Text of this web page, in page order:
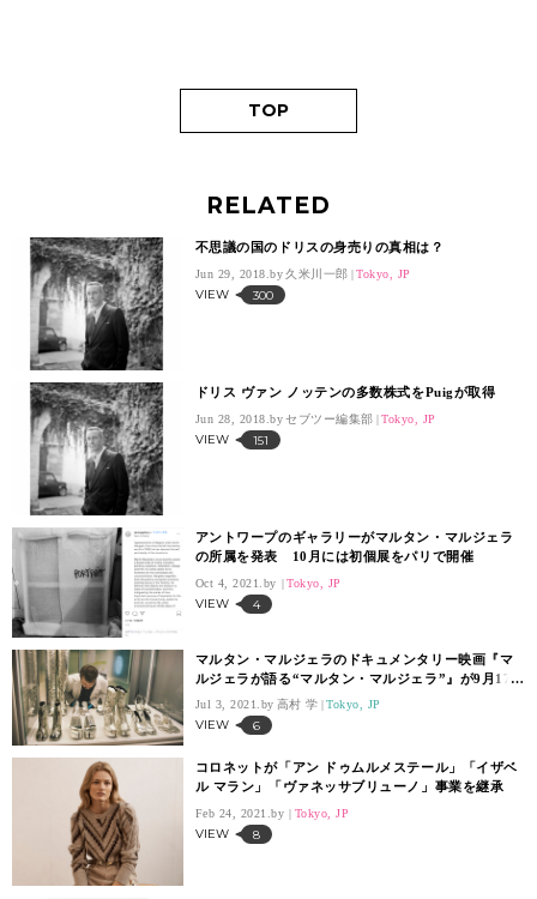
TOP
RELATED
不思議の国のドリスの身売りの真相は？
Jun 29, 2018. 久米川一郎 Tokyo, JP
VIEW 300
ドリス ヴァン ノッテンの多数株式をPuigが取得
Jun 28, 2018. セブツー編集部 Tokyo, JP
VIEW 151
アントワープのギャラリーがマルタン・マルジェラ
の所属を発表 10月には初個展をパリで開催
Oct 4, 2021. Tokyo, JP
VIEW 4
マルタン・マルジェラのドキュメンタリー映画『マ
ルジェラが語る“マルタン・マルジェラ”』が9月17日
公開
Jul 3, 2021. 高村 学 Tokyo, JP
VIEW 6
コロネットが「アン ドゥムルメステール」「イザベ
ル マラン」「ヴァネッサブリューノ」事業を継承
Feb 24, 2021. Tokyo, JP
VIEW 8